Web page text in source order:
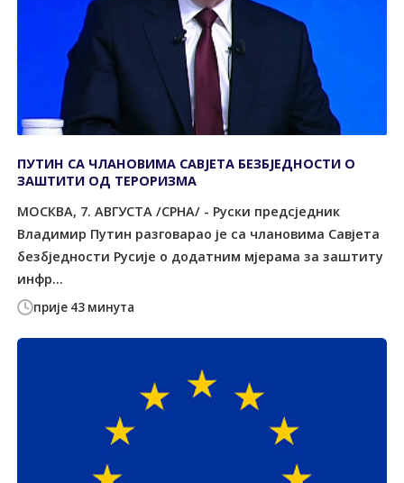
прије 43 минута
ПУТИН СА ЧЛАНОВИМА САВЈЕТА БЕЗБЈЕДНОСТИ О
ЗАШТИТИ ОД ТЕРОРИЗМА
МОСКВА, 7. АВГУСТА /СРНА/ - Руски предсједник
Владимир Путин разговарао је са члановима Савјета
безбједности Русије о додатним мјерама за заштиту
инфр...